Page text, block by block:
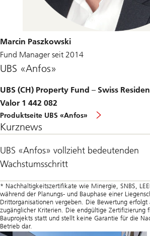
Marcin Paszkowski
Fund Manager seit 2014
UBS «Anfos»
UBS (CH) Property Fund – Swiss
Valor 1 442 082
Produktseite UBS «Anfos»
Kurznews
UBS «Anfos» vollzieht bedeutenden
Wachstumsschritt
* Nachhaltigkeitszertifikate wie Minergie, SNBS,
während der Planungs- und Bauphase einer
Drittorganisationen vergeben. Die Bewertung erfolgt
zugänglicher Kriterien. Die endgültige Zertifizierung
Bauprojekts statt und stellt keine Garantie für die
Betrieb dar.